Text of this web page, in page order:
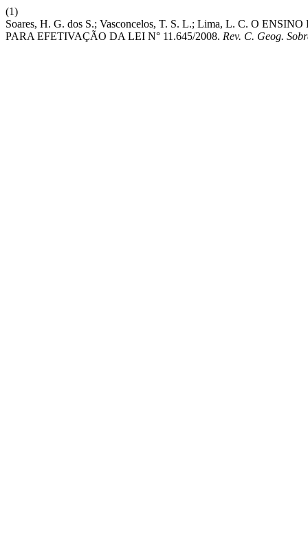
(1)
Soares, H. G. dos S.; Vasconcelos, T. S. L.; Lima, L. C. O
PARA EFETIVAÇÃO DA LEI N° 11.645/2008. Rev. C. Geog.